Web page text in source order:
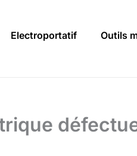
Electroportatif Outils